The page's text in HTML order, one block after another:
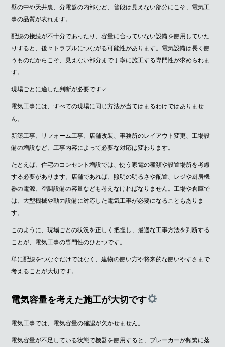
壁の中や天井裏、分電盤の内部など、普段は見えない部分にこそ、電気工
事の品質が表れます。
配線の接続が不十分であったり、容量に合っていない設備を使用していた
りすると、後々トラブルにつながる可能性があります。電気設備は長く使
うものだからこそ、見えない部分まで丁寧に施工する専門性が求められま
す。
現場ごとに適した判断が必要です✓
電気工事には、すべての現場に同じ方法が当てはまるわけではありませ
ん。
新築工事、リフォーム工事、店舗改装、事務所のレイアウト変更、工場設
備の増設など、工事内容によって必要な対応は変わります。
たとえば、住宅のコンセント増設では、使う家電の種類や設置場所を考慮
する必要があります。店舗であれば、照明の明るさや配置、レジや厨房機
器の電源、空調設備の容量なども考えなければなりません。工場や倉庫で
は、大型機械や動力設備に対応した電気工事が必要になることもありま
す。
このように、現場ごとの状況を正しく把握し、最適な工事方法を判断する
ことが、電気工事の専門性のひとつです。
単に配線をつなぐだけではなく、建物の使い方や将来的な使いやすさまで
考えることが大切です。
電気容量を考えた施工が大切です
電気工事では、電気容量の確認が欠かせません。
電気容量が不足している状態で機器を使用すると、ブレーカーが頻繁に落